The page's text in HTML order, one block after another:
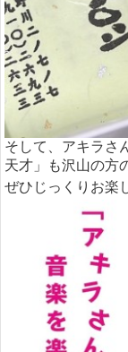
そして、アキラさ
天才」も沢山の方
ぜひじっくりお楽